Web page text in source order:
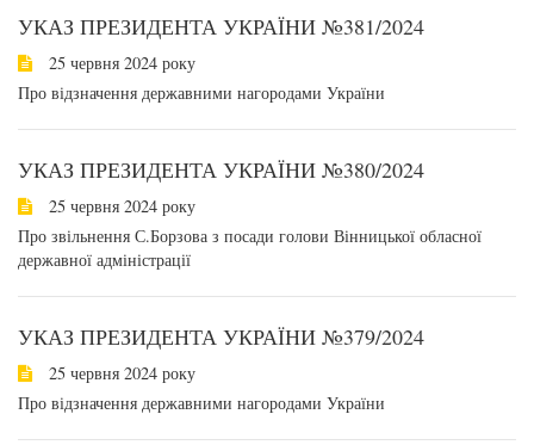
УКАЗ ПРЕЗИДЕНТА УКРАЇНИ №381/2024
25 червня 2024 року
Про відзначення державними нагородами України
УКАЗ ПРЕЗИДЕНТА УКРАЇНИ №380/2024
25 червня 2024 року
Про звільнення С.Борзова з посади голови Вінницької обласної
державної адміністрації
УКАЗ ПРЕЗИДЕНТА УКРАЇНИ №379/2024
25 червня 2024 року
Про відзначення державними нагородами України